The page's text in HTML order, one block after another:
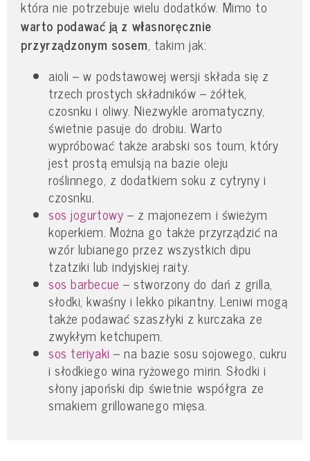
która nie potrzebuje wielu dodatków. Mimo to
warto podawać ją z własnoręcznie
przyrządzonym sosem, takim jak:
aioli – w podstawowej wersji składa się z
trzech prostych składników – żółtek,
czosnku i oliwy. Niezwykle aromatyczny,
świetnie pasuje do drobiu. Warto
wypróbować także arabski sos toum, który
jest prostą emulsją na bazie oleju
roślinnego, z dodatkiem soku z cytryny i
czosnku.
sos jogurtowy – z majonezem i świeżym
koperkiem. Można go także przyrządzić na
wzór lubianego przez wszystkich dipu
tzatziki lub indyjskiej raity.
sos barbecue – stworzony do dań z grilla,
słodki, kwaśny i lekko pikantny. Leniwi mogą
także podawać szaszłyki z kurczaka ze
zwykłym ketchupem.
sos teriyaki – na bazie sosu sojowego, cukru
i słodkiego wina ryżowego mirin. Słodki i
słony japoński dip świetnie współgra ze
smakiem grillowanego mięsa.